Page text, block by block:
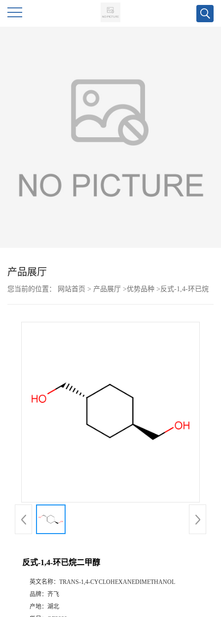
动
联
系
产品展厅
您当前的位置： 网站首页 > 产品展厅 >优势品种 >反式-1,4-环已烷
反式-1,4-环已烷二甲醇
英文名称： TRANS-1,4-CYCLOHEXANEDIMETHANOL
品牌： 齐飞
产地： 湖北